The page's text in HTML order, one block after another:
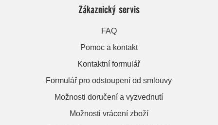
Zákaznický servis
FAQ
Pomoc a kontakt
Kontaktní formulář
Formulář pro odstoupení od smlouvy
Možnosti doručení a vyzvednutí
Možnosti vrácení zboží